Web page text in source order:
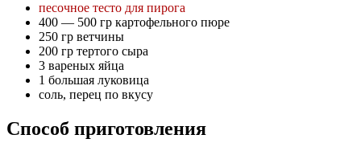
песочное тесто для пирога
400 — 500 гр картофельного пюре
250 гр ветчины
200 гр тертого сыра
3 вареных яйца
1 большая луковица
соль, перец по вкусу
Способ приготовления